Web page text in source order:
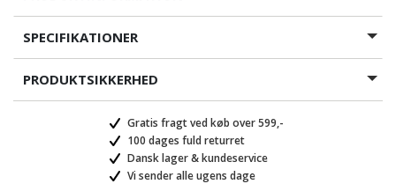
SPECIFIKATIONER
PRODUKTSIKKERHED
Gratis fragt ved køb over 599,-
100 dages fuld returret
Dansk lager & kundeservice
Vi sender alle ugens dage